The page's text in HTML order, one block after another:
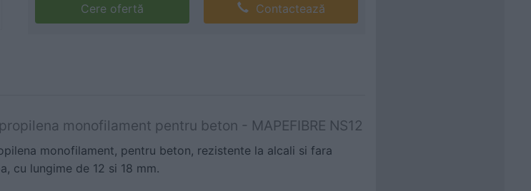
Cere ofertă Contactează
monofilament pentru beton - MAPEFIBRE NS12
monofilament, pentru beton, rezistente la alcali si fara
cu lungime de 12 si 18 mm.